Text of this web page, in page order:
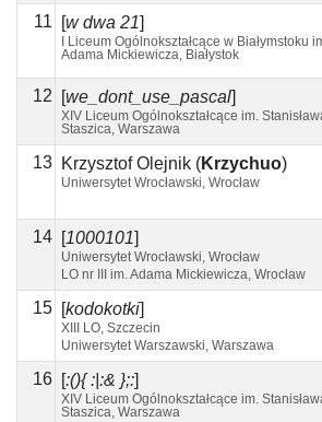
11 [w dwa 21]
I Liceum Ogólnokształcące w Białymstoku
Adama Mickiewicza, Białystok
12 [we_dont_use_pascal]
XIV Liceum Ogólnokształcące im.
Staszica, Warszawa
13 Krzysztof Olejnik (Krzychuo)
Uniwersytet Wrocławski, Wrocław
14 [1000101]
Uniwersytet Wrocławski, Wrocław
LO nr III im. Adama Mickiewicza, Wrocław
15 [kodokotki]
XIII LO, Szczecin
Uniwersytet Warszawski, Warszawa
16 [:(){ :|:& };:]
XIV Liceum Ogólnokształcące im.
Staszica, Warszawa